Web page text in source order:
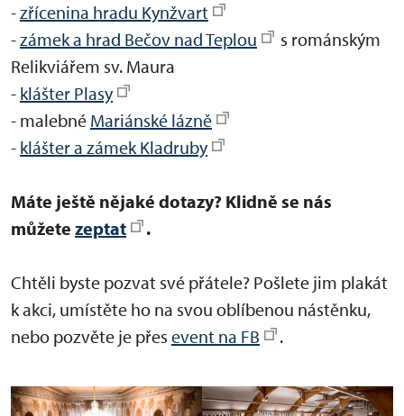
-zřícenina hradu Kynžvart
-zámek a hrad Bečov nad Teplou
s románským
Relikviářem sv. Maura
- klášter Plasy
- malebné Mariánské lázně
- klášter a zámek Kladruby
Máte ještě nějaké dotazy? Klidně se nás
můžete zeptat .
Chtěli byste pozvat své přátele? Pošlete jim plakát
k akci, umístěte ho na svou oblíbenou nástěnku,
nebo pozvěte je přes event na FB .